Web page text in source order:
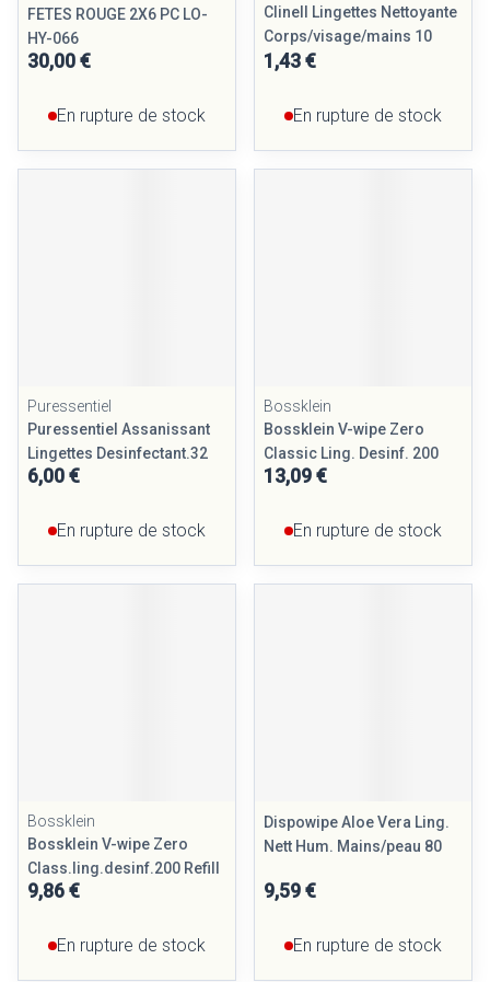
FETES ROUGE 2X6 PC LO-
HY-066
30,00 €
En rupture de stock
Clinell Lingettes Nettoyante
Corps/visage/mains 10
1,43 €
En rupture de stock
Puressentiel
Puressentiel Assanissant
Lingettes Desinfectant.32
6,00 €
En rupture de stock
Bossklein
Bossklein V-wipe Zero
Classic Ling. Desinf. 200
13,09 €
En rupture de stock
Bossklein
Bossklein V-wipe Zero
Class.ling.desinf.200 Refill
9,86 €
En rupture de stock
Dispowipe Aloe Vera Ling.
Nett Hum. Mains/peau 80
9,59 €
En rupture de stock